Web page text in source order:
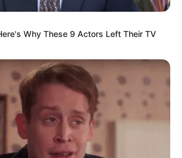
Saúde tem uma nova estratégia de vacinação
adota esquema de vacinação em dose
14.abril
Estratégia busca intensificar proteção contra
útero e outras complicações associadas ao
a capacidade de imunização com o estoque
Why These 9 Actors Left Their TV